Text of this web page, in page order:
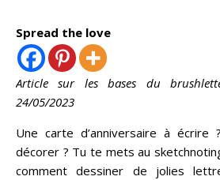
Spread the love
Article sur les bases du brushlettering mis à jour le
24/05/2023
Une carte d’anniversaire à écrire
décorer ? Tu te mets au
comment dessiner de jolies